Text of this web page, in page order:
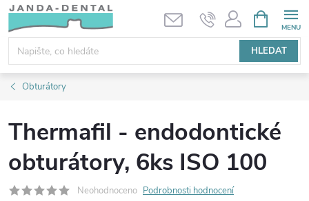
Přejít
obsah
HLEDAT
NÁKUPNÍ
KOŠÍK
Obturátory
Thermafil - endodontické
obturátory, 6ks ISO 100
Neohodnoceno Podrobnosti hodnocení